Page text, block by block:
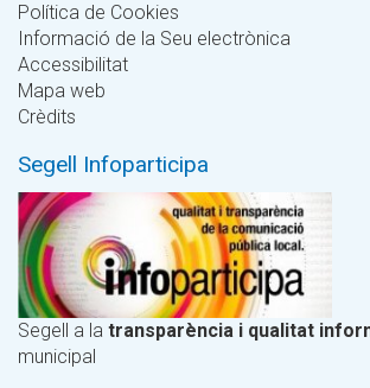
Política de Cookies
Informació de la Seu electrònica
Accessibilitat
Mapa web
Crèdits
Segell Infoparticipa
Segell a la transparència i qualitat
municipal